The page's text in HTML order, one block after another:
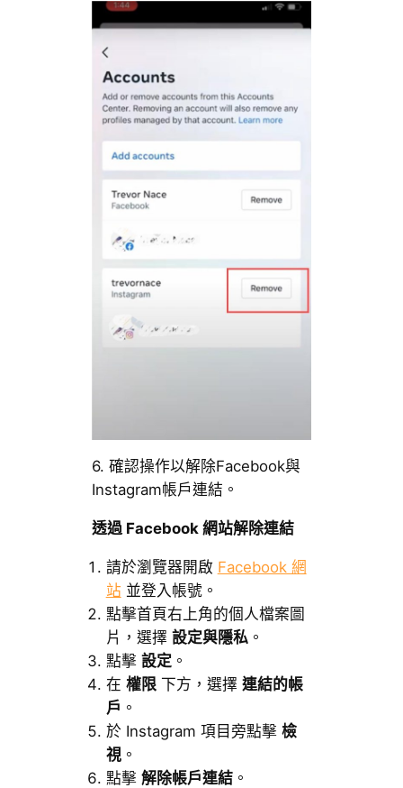
6. 確認操作以解除Facebook與
Instagram帳戶連結。
透過 Facebook 網站解除連結
請於瀏覽器開啟 Facebook 網
站 並登入帳號。
點擊首頁右上角的個人檔案圖
片，選擇 設定與隱私。
點擊 設定 。
在 權限下方，選擇 連結的帳
戶 。
於 Instagram 項目旁點擊 檢
視。
點擊 解除帳戶連結。